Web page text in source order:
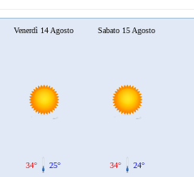
Venerdì 14 Agosto
34° 25°
Sabato 15 Agosto
34° 24°